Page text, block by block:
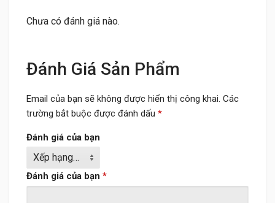
Chưa có đánh giá nào.
Đánh Giá Sản Phẩm
Email của bạn sẽ không được hiển thị công khai. Các
trường bắt buộc được đánh dấu *
Đánh giá của bạn
Đánh giá của bạn *